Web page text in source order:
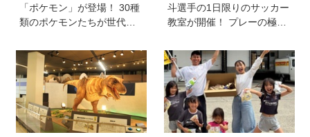
「ポケモン」が登場！ 30種
類のポケモンたちが世代を
斗選手の1日限りのサッカー
教室が開催！ プレーの極意
学びと笑顔あふれる大盛況
イベントを詳しくレポ